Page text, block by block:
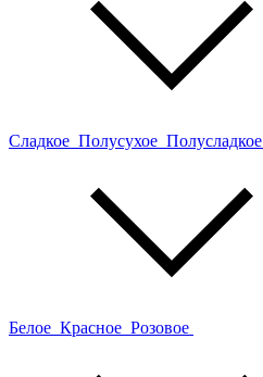
Сладкое Полусухое Полусладкое
Белое Красное Розовое